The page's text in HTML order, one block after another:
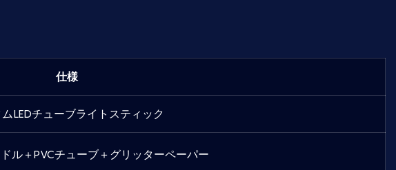
仕様
LEDチューブライトスティック
ル＋PVCチューブ＋グリッターペーパー